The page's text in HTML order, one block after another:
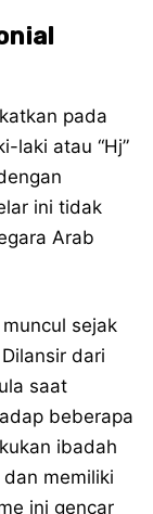
pada
laki atau “Hj”
ini tidak
Arab
sejak
dari
saat
beberapa
ibadah
memiliki
ini gencar